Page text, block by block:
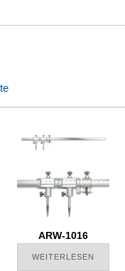
ARW-1016
WEITERLESEN